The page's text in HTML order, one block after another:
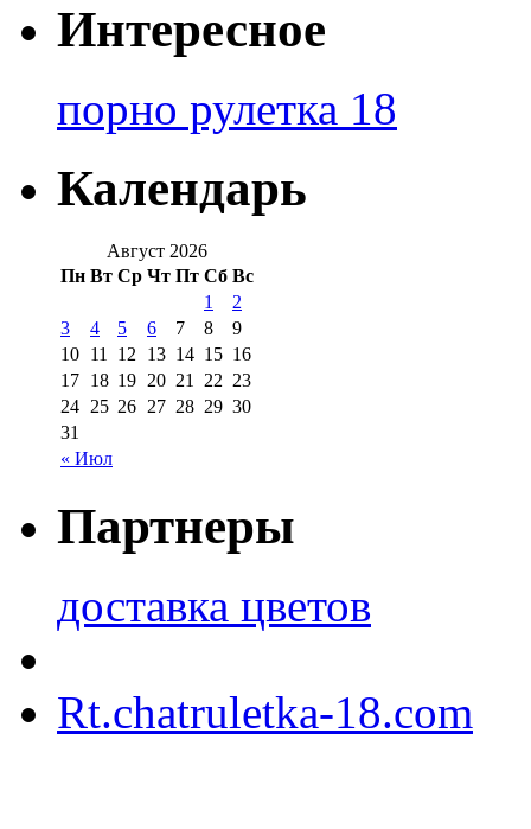
Интересное
порно рулетка 18
Календарь
Август 2026
Пн Вт Ср Чт Пт Сб Вс
« Июл
1
2
3
4 5 6 7 8
9
10 11 12 13 14 15 16
17 18 19 20 21 22 23
24 25 26 27 28 29 30
31
Партнеры
доставка цветов
Rt.chatruletka-18.com